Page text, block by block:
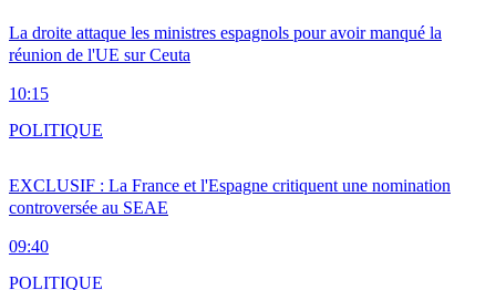
La droite attaque les ministres espagnols pour avoir manqué la
réunion de l'UE sur Ceuta
10:15
EXCLUSIF : La France et l'Espagne critiquent une nomination
controversée au SEAE
09:40
POLITIQUE
POLITIQUE